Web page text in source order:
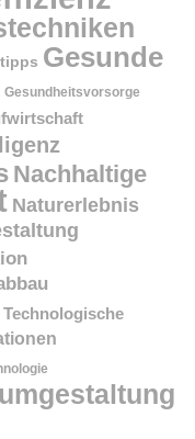
Gesunde
Gesundheitsvorsorge
Nachhaltige
Naturerlebnis
Technologische